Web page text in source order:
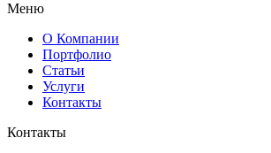
Меню
О Компании
Портфолио
Статьи
Услуги
Контакты
Контакты